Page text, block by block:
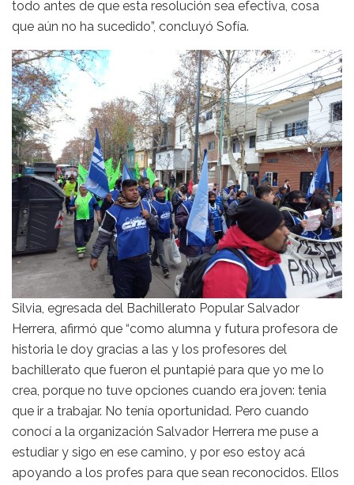
todo antes de que esta resolución sea efectiva, cosa
que aún no ha sucedido”, concluyó Sofía.
Silvia, egresada del Bachillerato Popular Salvador
Herrera, afirmó que “como alumna y futura profesora de
historia le doy gracias a las y los profesores del
bachillerato que fueron el puntapié para que yo me lo
crea, porque no tuve opciones cuando era joven: tenia
que ir a trabajar. No tenía oportunidad. Pero cuando
conocí a la organización Salvador Herrera me puse a
estudiar y sigo en ese camino, y por eso estoy acá
apoyando a los profes para que sean reconocidos. Ellos